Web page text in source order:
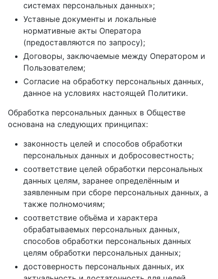
системах персональных данных»;
Уставные документы и локальные
нормативные акты Оператора
(предоставляются по запросу);
Договоры, заключаемые между Оператором и
Пользователем;
Согласие на обработку персональных данных,
данное на условиях настоящей Политики.
Обработка персональных данных в Обществе
основана на следующих принципах:
законность целей и способов обработки
персональных данных и добросовестность;
соответствие целей обработки персональных
данных целям, заранее определённым и
заявленным при сборе персональных данных, а
также полномочиям;
соответствие объёма и характера
обрабатываемых персональных данных,
способов обработки персональных данных
целям обработки персональных данных;
достоверность персональных данных, их